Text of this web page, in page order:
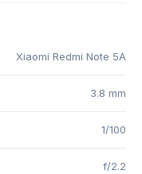
Xiaomi Redmi Note 5A
3.8 mm
1/100
f/2.2